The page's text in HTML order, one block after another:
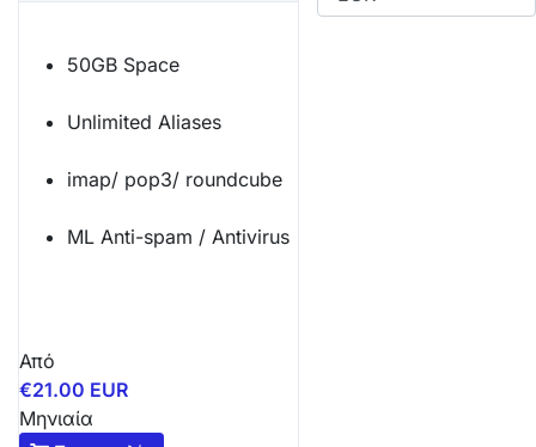
50GB Space
Unlimited Aliases
imap/ pop3/ roundcube
ML Anti-spam / Antivirus
Από
€21.00 EUR
Μηνιαία